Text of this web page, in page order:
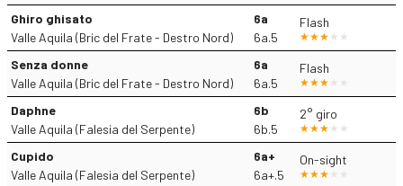
Ghiro ghisato
Valle Aquila (Bric del Frate - Destro Nord)
6a
6a.5
Flash
Senza donne
Valle Aquila (Bric del Frate - Destro Nord)
6a
6a.5
Flash
Daphne
Valle Aquila (Falesia del Serpente)
6b
6b.5
2° giro
Cupido
Valle Aquila (Falesia del Serpente)
6a+
6a+.5
On-sight